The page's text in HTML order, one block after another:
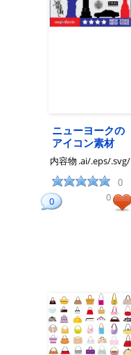
ニューヨークの
アイコン素材
内容物 .ai/.eps/.svg/
0
0 0